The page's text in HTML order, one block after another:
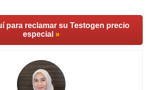
para reclamar su Testogen precio
especial »